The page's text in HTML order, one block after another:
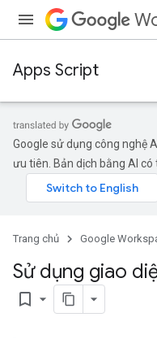
Apps Script
Google sử dụng công nghệ
ưu tiên. Bản dịch bằng AI có
Trang chủ Google
Sử dụng giao
bookmark_border